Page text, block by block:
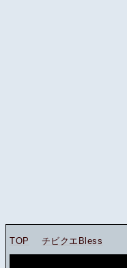
TOP チビクエBless